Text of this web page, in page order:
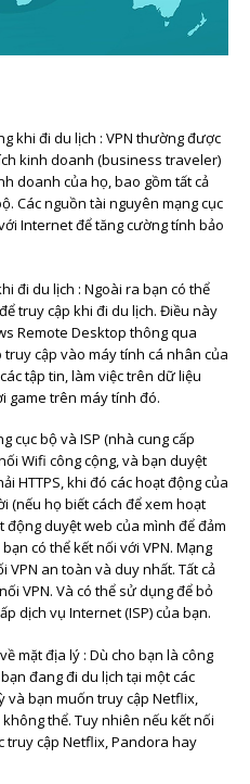
khi đi du lịch : VPN thường được
kinh doanh (business traveler)
doanh của họ, bao gồm tất cả
Các nguồn tài nguyên mạng cục
Internet để tăng cường tính bảo
đi du lịch : Ngoài ra bạn có thể
truy cập khi đi du lịch. Điều này
Remote Desktop thông qua
cập vào máy tính cá nhân của
tập tin, làm việc trên dữ liệu
game trên máy tính đó.
cục bộ và ISP (nhà cung cấp
Wifi công cộng, và bạn duyệt
HTTPS, khi đó các hoạt động của
(nếu họ biết cách để xem hoạt
động duyệt web của mình để đảm
có thể kết nối với VPN. Mạng
VPN an toàn và duy nhất. Tất cả
VPN. Và có thể sử dụng để bỏ
dịch vụ Internet (ISP) của bạn.
mặt địa lý : Dù cho bạn là công
đang đi du lịch tại một các
và bạn muốn truy cập Netflix,
thể. Tuy nhiên nếu kết nối
truy cập Netflix, Pandora hay